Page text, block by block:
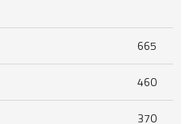
665
460
370